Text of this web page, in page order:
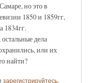
но это в
1850 и 1859гг,
1834гг.
дела
или их
найти?
зарегистрируйтесь,